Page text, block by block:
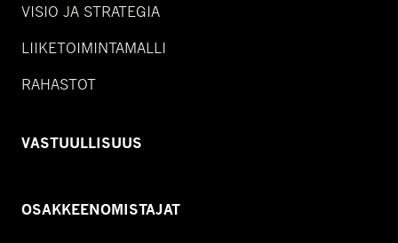
VISIO JA STRATEGIA
LIIKETOIMINTAMALLI
RAHASTOT
VASTUULLISUUS
OSAKKEENOMISTAJAT